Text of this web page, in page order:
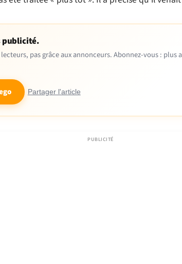
publicité.
lecteurs, pas grâce aux annonceurs. Abonnez-vous :
Partager l'article